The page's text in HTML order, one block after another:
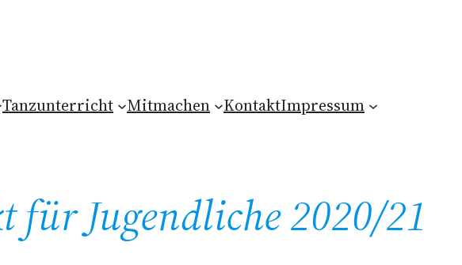
Tanzunterricht Mitmachen KontaktImpressum
Jugendliche 2020/21